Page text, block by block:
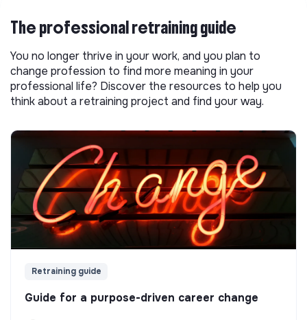
The professional retraining guide
You no longer thrive in your work, and you plan to
change profession to find more meaning in your
professional life? Discover the resources to help you
think about a retraining project and find your way.
Retraining guide
Guide for a purpose-driven career change